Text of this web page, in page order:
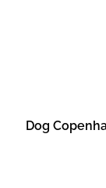
Dog